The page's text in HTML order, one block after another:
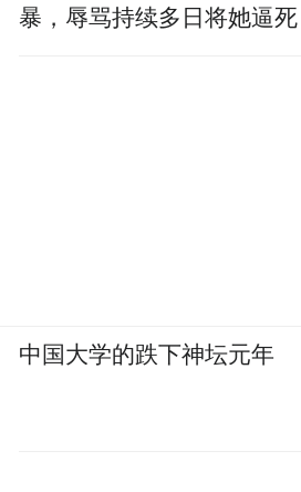
暴，辱骂持续多日将她逼死
中国大学的跌下神坛元年